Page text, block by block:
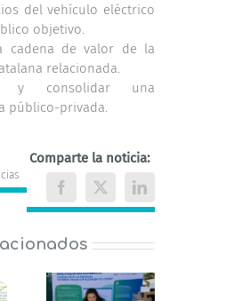
del vehículo eléctrico
objetivo.
cadena de valor de la
relacionada.
y consolidar una
público-privada.
Comparte la noticia:
Facebook
X LinkedIn